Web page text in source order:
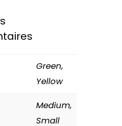
Green,
Yellow
Medium,
Small